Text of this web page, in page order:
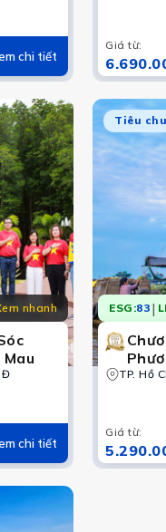
chi tiết
Giá từ:
nhanh
chi tiết
Tiêu
ESG:83 |
Mau
TP. Hồ
Giá từ: